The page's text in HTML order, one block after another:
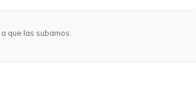
que las subamos.